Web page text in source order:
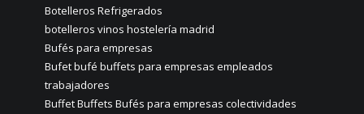
Botelleros Refrigerados
botelleros vinos hostelería madrid
Bufés para empresas
Bufet bufé buffets para empresas empleados
trabajadores
Buffet Buffets Bufés para empresas colectividades